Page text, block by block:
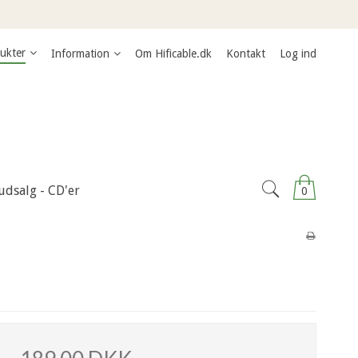
Information Om Hificable.dk Kontakt Log ind
0
- CD'er